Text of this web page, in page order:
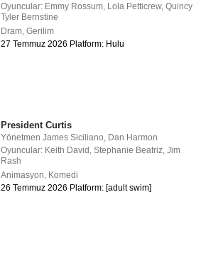
Oyuncular: Emmy Rossum Lola Petticrew,Quincy
Tyler Bernstine
Dram ,Gerilim
27 Temmuz 2026 Platform: Hulu
President Curtis
YönetmenJames Siciliano, Dan Harmon
Oyuncular: Keith David ,Stephanie Beatriz,Jim
Rash
Animasyon, Komedi
26 Temmuz 2026 Platform: [adult swim]